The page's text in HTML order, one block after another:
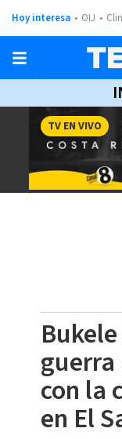
Hoy interesa OIJ
TV EN VIVO
con la
en El